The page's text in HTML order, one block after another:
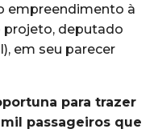
empreendimento à
projeto, deputado
em seu parecer
para trazer
passageiros que